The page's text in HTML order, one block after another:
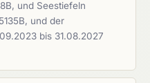
und Seestiefeln
und der
bis 31.08.2027